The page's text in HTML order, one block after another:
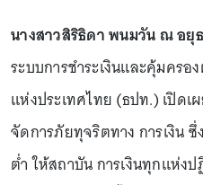
นางสาวสิริธิดา พนมวัน ณ อยุ
ระบบการชำระเงินและคุ้มครอ
แห่งประเทศไทย (ธปท.) เปิด
จัดการภัยทุจริตทาง การเงิน
ต่ำ ให้สถาบัน การเงินทุกแห่ง